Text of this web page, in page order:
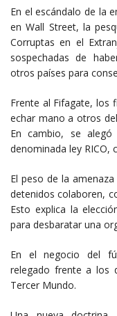
En el escándalo de la
en Wall Street, la
Corruptas en el
sospechadas de
otros países para
Frente al Fifagate, los
echar mano a otros
En cambio, se
denominada ley RICO,
El peso de la
detenidos colaboren,
Esto explica la
para desbaratar una
En el negocio del
relegado frente a los
Tercer Mundo.